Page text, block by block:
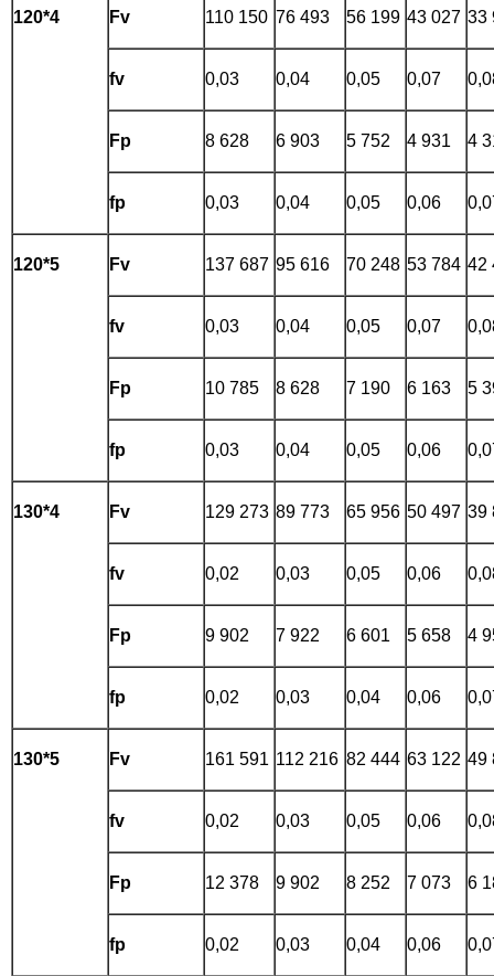
120*4 Fv 110 150 76 493 56 199 43 027 33
fv 0,03 0,04 0,05 0,07
Fp 8 628 6 903 5 752 4 931 4
fp 0,03 0,04 0,05 0,06
120*5 Fv 137 687 95 616 70 248 53 784 42
fv 0,03 0,04 0,05 0,07
Fp 10 785 8 628 7 190 6 163 5
fp 0,03 0,04 0,05 0,06
130*4 Fv 129 273 89 773 65 956 50 497 39
fv 0,02 0,03 0,05 0,06
Fp 9 902 7 922 6 601 5 658 4
fp 0,02 0,03 0,04 0,06
130*5 Fv 161 591 112 216 82 444 63 122 49
fv 0,02 0,03 0,05 0,06
Fp 12 378 9 902 8 252 7 073 6
fp 0,02 0,03 0,04 0,06